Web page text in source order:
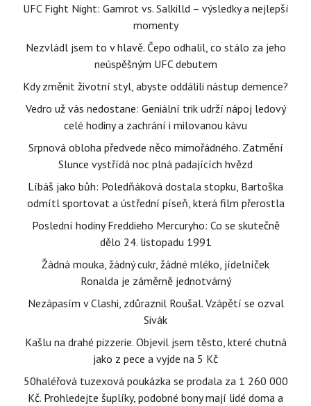
UFC Fight Night: Gamrot vs. Salkilld – výsledky a nejlepší
momenty
Nezvládl jsem to v hlavě. Čepo odhalil, co stálo za jeho
neúspěšným UFC debutem
Kdy změnit životní styl, abyste oddálili nástup demence?
Vedro už vás nedostane: Geniální trik udrží nápoj ledový
celé hodiny a zachrání i milovanou kávu
Srpnová obloha předvede něco mimořádného. Zatmění
Slunce vystřídá noc plná padajících hvězd
Líbáš jako bůh: Poledňáková dostala stopku, Bartoška
odmítl sportovat a ústřední píseň, která film přerostla
Poslední hodiny Freddieho Mercuryho: Co se skutečně
dělo 24. listopadu 1991
Žádná mouka, žádný cukr, žádné mléko, jídelníček
Ronalda je záměrně jednotvárný
Nezápasím v Clashi, zdůraznil Roušal. Vzápětí se ozval
Sivák
Kašlu na drahé pizzerie. Objevil jsem těsto, které chutná
jako z pece a vyjde na 5 Kč
50haléřová tuzexová poukázka se prodala za 1 260 000
Kč. Prohledejte šuplíky, podobné bony mají lidé doma a